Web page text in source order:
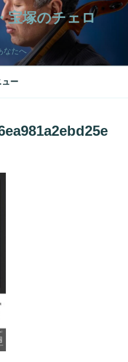
塚のチェロ
なたへ
ュー